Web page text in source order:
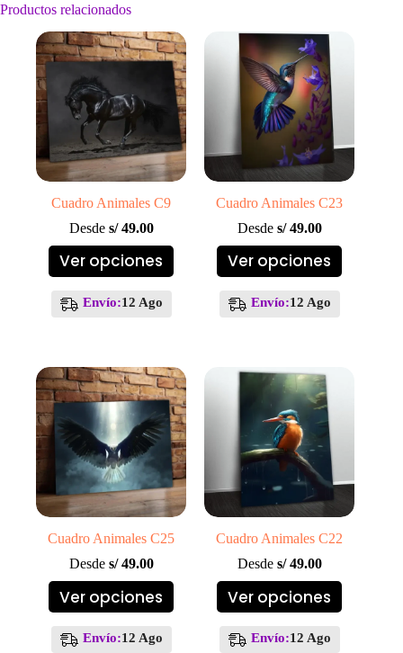
Productos relacionados
Cuadro Animales C9
Desde s/49.00
Ver opciones
Este
producto
múltiples
se
pueden
elegir
en
la
página
de
producto
Envío:12 Ago
Cuadro Animales C23
Desde s/49.00
Ver opciones
Este
producto
múltiples
pueden
elegir
en
la
página
de
producto
Envío:12 Ago
Cuadro Animales C25
Desde s/49.00
Ver opciones
Este
producto
múltiples
Envío:12 Ago
Cuadro Animales C22
Desde s/49.00
Ver opciones
Este
producto
múltiples
Envío:12 Ago